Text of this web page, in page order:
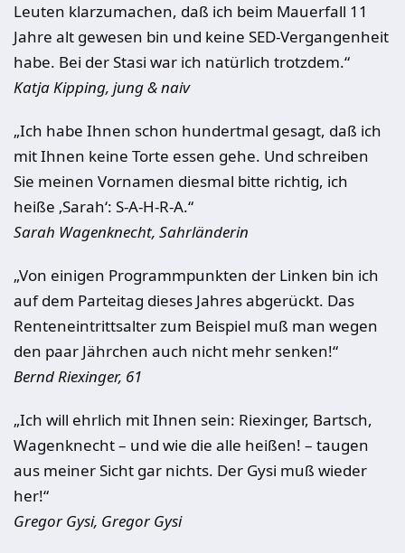
Leuten klarzumachen, daß ich beim Mauerfall 11
Jahre alt gewesen bin und keine SED-Vergangenheit
habe. Bei der Stasi war ich natürlich trotzdem.“
Katja Kipping, jung & naiv
„Ich habe Ihnen schon hundertmal gesagt, daß ich
mit Ihnen keine Torte essen gehe. Und schreiben
Sie meinen Vornamen diesmal bitte richtig, ich
heiße ‚Sarah‘: S-A-H-R-A.“
Sarah Wagenknecht, Sahrländerin
„Von einigen Programmpunkten der Linken bin ich
auf dem Parteitag dieses Jahres abgerückt. Das
Renteneintrittsalter zum Beispiel muß man wegen
den paar Jährchen auch nicht mehr senken!“
Bernd Riexinger, 61
„Ich will ehrlich mit Ihnen sein: Riexinger, Bartsch,
Wagenknecht – und wie die alle heißen! – taugen
aus meiner Sicht gar nichts. Der Gysi muß wieder
her!“
Gregor Gysi, Gregor Gysi